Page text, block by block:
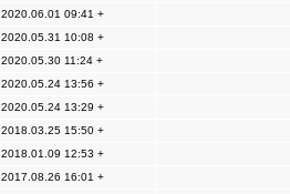
2020.06.01 09:41 +
2020.05.31 10:08 +
2020.05.30 11:24 +
2020.05.24 13:56 +
2020.05.24 13:29 +
2018.03.25 15:50 +
2018.01.09 12:53 +
2017.08.26 16:01 +